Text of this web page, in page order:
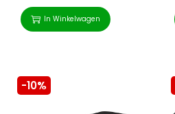
In Winkelwagen
-10%